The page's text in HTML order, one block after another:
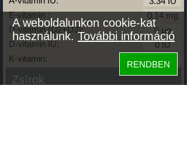
E-vitamin :
D-vitamin (D2+D3):
D-vitamin IU:
K-vitamin:
Zsírok
A weboldalunkon cookie-kat
használunk.További információ
RENDBEN